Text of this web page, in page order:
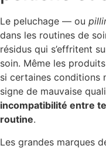
Le peluchage — ou
dans les routines de
résidus qui s’effritent
soin. Même les
si certaines conditions
signe de mauvaise
incompatibilité entre
routine.
Les grandes marques